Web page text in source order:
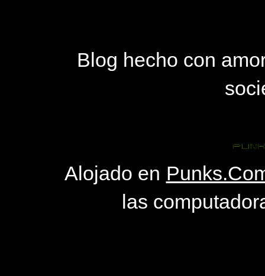
Blog hecho con
Alojado en
las